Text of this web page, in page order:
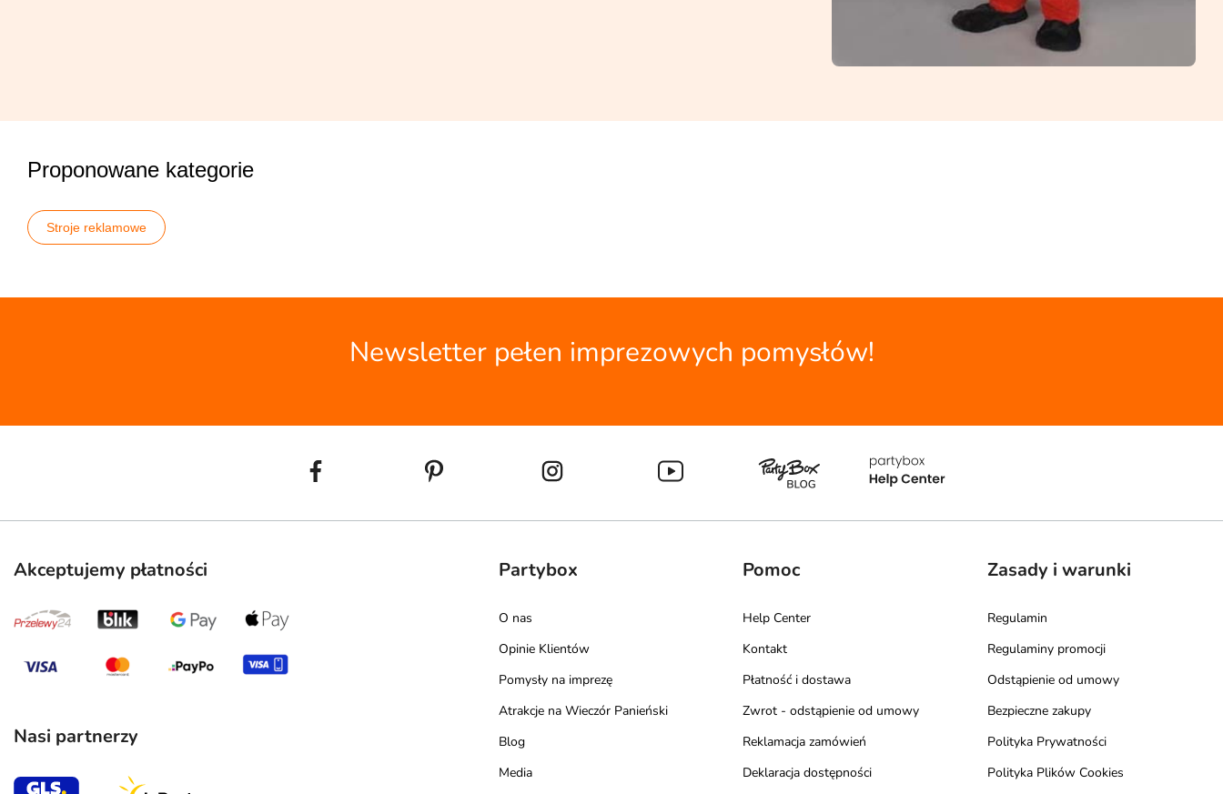
Proponowane kategorie
Stroje reklamowe
Newsletter pełen imprezowych pomysłów!
Akceptujemy płatności
Nasi partnerzy
Partybox
O nas
Opinie Klientów
Pomysły na imprezę
Atrakcje na Wieczór Panieński
Blog
Media
Pomoc
Help Center
Kontakt
Płatność i dostawa
Zwrot - odstąpienie od umowy
Reklamacja zamówień
Deklaracja dostępności
Zasady i warunki
Regulamin
Regulaminy promocji
Odstąpienie od umowy
Bezpieczne zakupy
Polityka Prywatności
Polityka Plików Cookies